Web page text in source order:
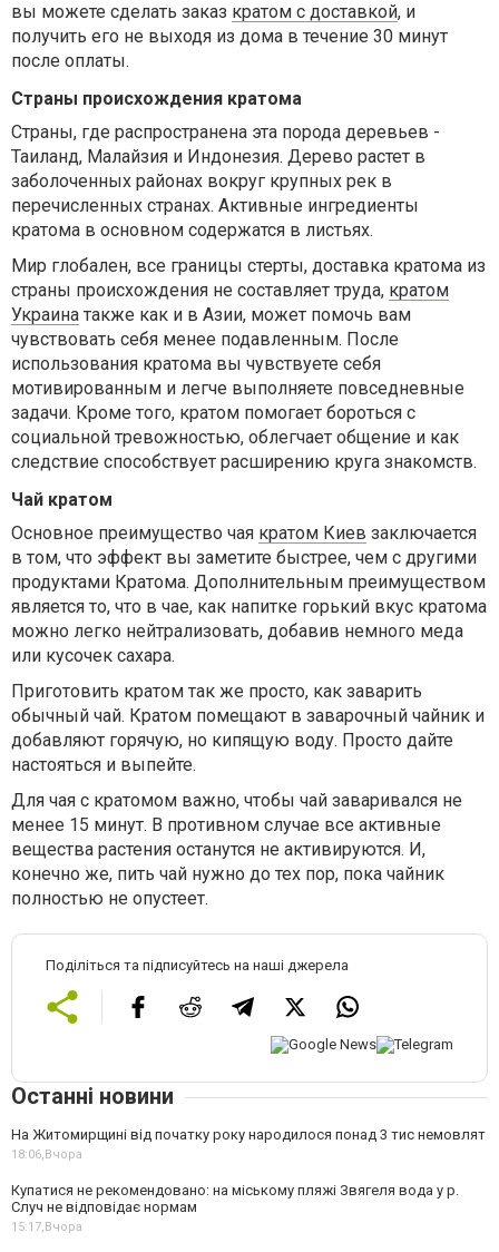
вы можете сделать заказ кратом с доставкой, и
получить его не выходя из дома в течение 30 минут
после оплаты.
Страны происхождения кратома
Страны, где распространена эта порода деревьев -
Таиланд, Малайзия и Индонезия. Дерево растет в
заболоченных районах вокруг крупных рек в
перечисленных странах. Активные ингредиенты
кратома в основном содержатся в листьях.
Мир глобален, все границы стерты, доставка кратома из
страны происхождения не составляет труда, кратом
Украина также как и в Азии, может помочь вам
чувствовать себя менее подавленным. После
использования кратома вы чувствуете себя
мотивированным и легче выполняете повседневные
задачи. Кроме того, кратом помогает бороться с
социальной тревожностью, облегчает общение и как
следствие способствует расширению круга знакомств.
Чай кратом
Основное преимущество чая кратом Киев заключается
в том, что эффект вы заметите быстрее, чем с другими
продуктами Кратома. Дополнительным преимуществом
является то, что в чае, как напитке горький вкус кратома
можно легко нейтрализовать, добавив немного меда
или кусочек сахара.
Приготовить кратом так же просто, как заварить
обычный чай. Кратом помещают в заварочный чайник и
добавляют горячую, но кипящую воду. Просто дайте
настояться и выпейте.
Для чая с кратомом важно, чтобы чай заваривался не
менее 15 минут. В противном случае все активные
вещества растения останутся не активируются. И,
конечно же, пить чай нужно до тех пор, пока чайник
полностью не опустеет.
Поділіться та підписуйтесь на наші джерела
Останні новини
На Житомирщині від початку року народилося понад 3 тис немовлят
18:06,Вчора
Купатися не рекомендовано: на міському пляжі Звягеля вода у р.
Случ не відповідає нормам
15:17,Вчора